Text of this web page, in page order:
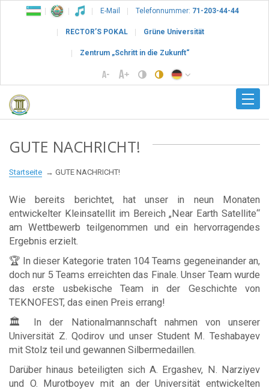
E-Mail Telefonnummer: 71-203-44-44
RECTOR’S POKAL Grüne Universität
Zentrum „Schritt in die Zukunft“
GUTE NACHRICHT!
Startseite GUTE NACHRICHT!
Wie bereits berichtet, hat unser in neun Monaten
entwickelter Kleinsatellit im Bereich „Near Earth Satellite“
am Wettbewerb teilgenommen und ein hervorragendes
Ergebnis erzielt.
🏆 In dieser Kategorie traten 104 Teams gegeneinander an,
doch nur 5 Teams erreichten das Finale. Unser Team wurde
das erste usbekische Team in der Geschichte von
TEKNOFEST, das einen Preis errang!
🏛 In der Nationalmannschaft nahmen von unserer
Universität Z. Qodirov und unser Student M. Teshabayev
mit Stolz teil und gewannen Silbermedaillen.
Darüber hinaus beteiligten sich A. Ergashev, N. Narziyev
und O. Murotboyev mit an der Universität entwickelten